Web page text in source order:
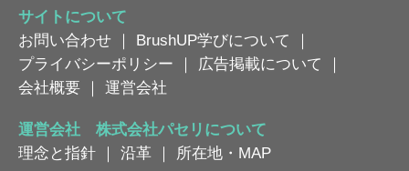
サイトについて
お問い合わせ ｜ BrushUP学びについて
｜
プライバシーポリシー ｜ 広告掲載について
｜
会社概要 ｜ 運営会社
運営会社 株式会社パセリについて
理念と指針 ｜ 沿革 ｜ 所在地・MAP